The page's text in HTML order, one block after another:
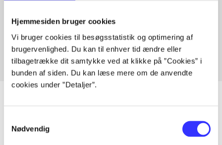
Hjemmesiden bruger cookies
Vi bruger cookies til besøgsstatistik og optimering af
brugervenlighed. Du kan til enhver tid ændre eller
tilbagetrække dit samtykke ved at klikke på ”Cookies” i
bunden af siden. Du kan læse mere om de anvendte
cookies under ”Detaljer”.
Nødvendig
Artikler med samme emner
Artikler